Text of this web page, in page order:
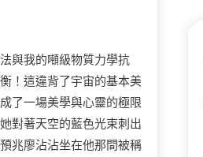
與我的噸級物質力學抗
！這違背了宇宙的基本美
了一場美學與心靈的極限
對著天空的藍色光束刺出
兆廖沾沾坐在他那間被稱